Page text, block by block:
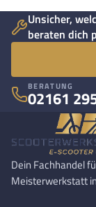
Unsicher,
beraten dich
BERATUNG
02161
Dein Fachhandel
Meisterwerkstatt